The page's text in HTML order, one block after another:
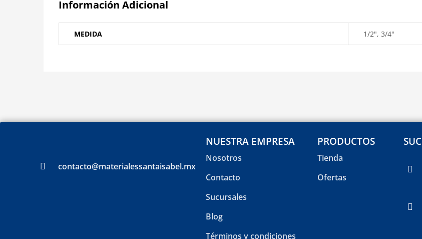
Información Adicional
MEDIDA 1/2", 3/4"
contacto@materialessantaisabel.mx
NUESTRA EMPRESA
Nosotros
Contacto
Sucursales
Blog
Términos y condiciones
PRODUCTOS
Tienda
Ofertas